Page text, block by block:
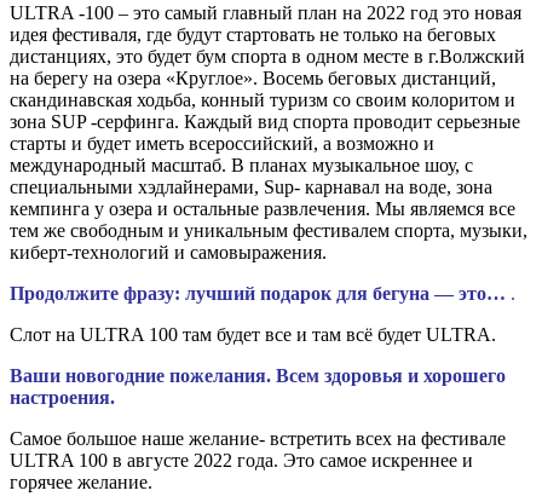
ULTRA -100 – это самый главный план на 2022 год это новая
идея фестиваля, где будут стартовать не только на беговых
дистанциях, это будет бум спорта в одном месте в г.Волжский
на берегу на озера «Круглое». Восемь беговых дистанций,
скандинавская ходьба, конный туризм со своим колоритом и
зона SUP -серфинга. Каждый вид спорта проводит серьезные
старты и будет иметь всероссийский, а возможно и
международный масштаб. В планах музыкальное шоу, с
специальными хэдлайнерами, Sup- карнавал на воде, зона
кемпинга у озера и остальные развлечения. Мы являемся все
тем же свободным и уникальным фестивалем спорта, музыки,
киберт-технологий и самовыражения.
Продолжите фразу: лучший подарок для бегуна — это… .
Слот на ULTRA 100 там будет все и там всё будет ULTRA.
Ваши новогодние пожелания. Всем здоровья и хорошего
настроения.
Самое большое наше желание- встретить всех на фестивале
ULTRA 100 в августе 2022 года. Это самое искреннее и
горячее желание.